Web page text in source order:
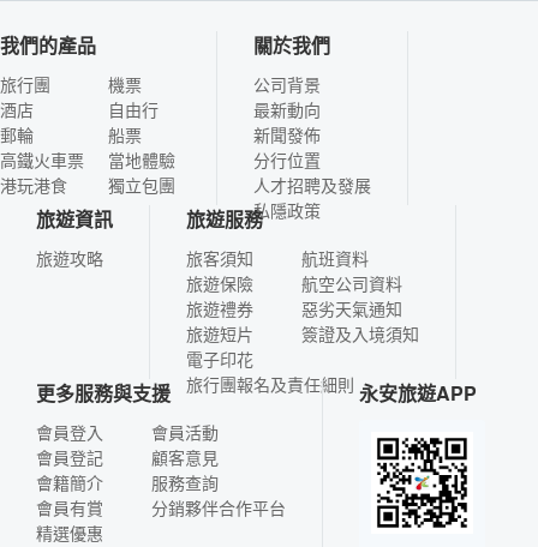
我們的產品
旅行團
酒店
郵輪
高鐵火車票
港玩港食
機票
自由行
船票
當地體驗
獨立包團
關於我們
公司背景
最新動向
新聞發佈
分行位置
人才招聘及發展
私隱政策
旅遊資訊
旅遊攻略
旅遊服務
旅客須知
旅遊保險
旅遊禮券
旅遊短片
電子印花
航班資料
航空公司資料
惡劣天氣通知
簽證及入境須知
旅行團報名及責任細則
更多服務與支援
會員登入
會員登記
會籍簡介
會員有賞
精選優惠
會員活動
顧客意見
服務查詢
分銷夥伴合作平台
永安旅遊APP